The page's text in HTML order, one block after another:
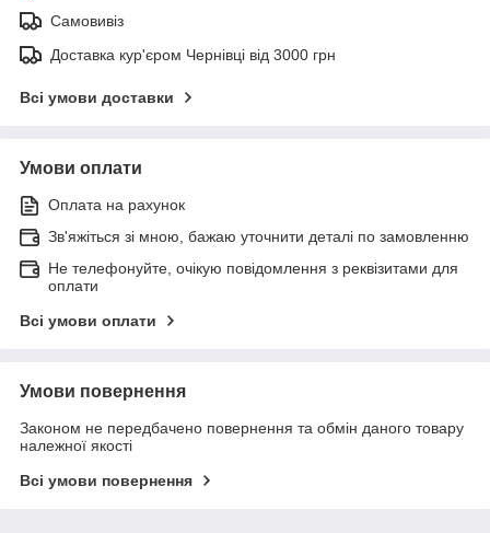
Самовивіз
Доставка кур'єром Чернівці від 3000 грн
Всі умови доставки
Умови оплати
Оплата на рахунок
Зв'яжіться зі мною, бажаю уточнити деталі по замовленню
Не телефонуйте, очікую повідомлення з реквізитами для
оплати
Всі умови оплати
Умови повернення
Законом не передбачено повернення та обмін даного товару
належної якості
Всі умови повернення